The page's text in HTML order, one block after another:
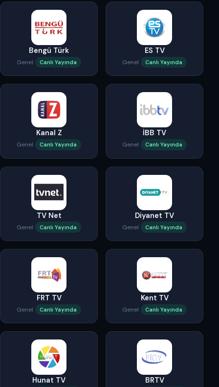
Bengü Türk
Genel Canlı Yayında
ES TV
Genel Canlı Yayında
Kanal Z
Genel Canlı Yayında
İBB TV
Genel Canlı Yayında
TV Net
Genel Canlı Yayında
Diyanet TV
Genel Canlı Yayında
FRT TV
Genel Canlı Yayında
Kent TV
Genel Canlı Yayında
Hunat TV BRTV